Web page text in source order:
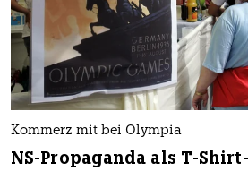
Kommerz mit bei Olympia
NS-Propaganda als T-